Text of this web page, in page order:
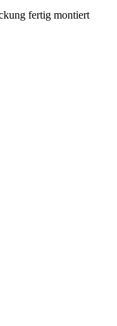
fertig montiert